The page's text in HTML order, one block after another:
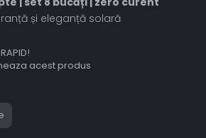
și eleganță solară
acest produs